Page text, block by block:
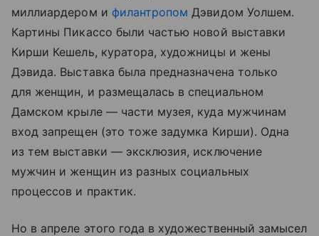
миллиардером и филантропом Дэвидом Уолшем.
Картины Пикассо были частью новой выставки
Кирши Кешель, куратора, художницы и жены
Дэвида. Выставка была предназначена только
для женщин, и размещалась в специальном
Дамском крыле — части музея, куда мужчинам
вход запрещен (это тоже задумка Кирши). Одна
из тем выставки — эксклюзия, исключение
мужчин и женщин из разных социальных
процессов и практик.
Но в апреле этого года в художественный замысел